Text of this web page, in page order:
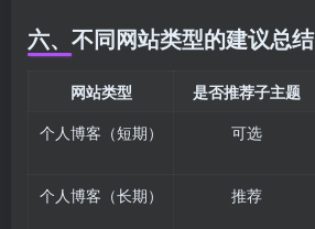
六、不同网站类型的建议总结
网站类型 是否推荐子主题
个人博客（短期）
可选
个人博客（长期）
推荐